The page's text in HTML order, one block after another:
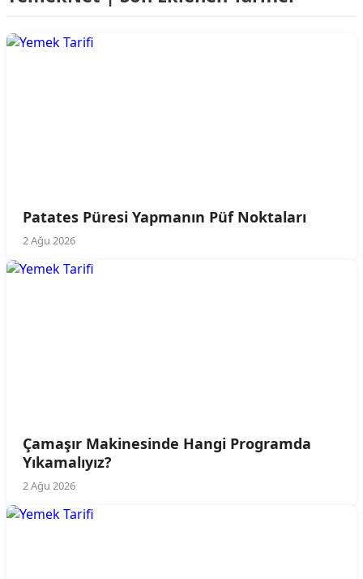
Patates Püresi Yapmanın Püf Noktaları
2 Ağu 2026
Çamaşır Makinesinde Hangi Programda
Yıkamalıyız?
2 Ağu 2026